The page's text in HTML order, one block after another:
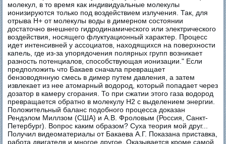
молекул, в то время как индивидуальные молекулы
ионизируются только под воздействием излучения. Так, для
отрыва H+ от молекулы воды в димерном состоянии
достаточно внешнего гидродинамического или электрического
воздействия, носящего флуктуационный характер. Процесс
идет интенсивней у ассоциатов, находящихся на поверхности
капель, где из-за упорядочения полярных групп возникает
разность потенциалов, способствующая ионизации." Если
предположить что Бакаев сначала превращает
бензоводянную смесь в димер путем давления, а затем
извлекает из нее атомарный водород, который попадает через
дозатор в камеру сгорания. То при сжатии этого газа водород
превращается обратно в молекулу H2 с выделением энергии.
Положительный баланс подобного процесса доказан
Рендэлом Миллзом (США) и А.В. Фроловым (Россия, Санкт-
Петербург). Вопрос каким образом? Суха теория мой друг...
Получил видеоматериалы от Бакаева А.Г. Показана приставка,
работа двигателя и многое другое. Оказывается кроме самой